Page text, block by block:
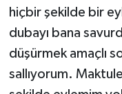
hiçbir şekilde bir
dubayı bana
düşürmek amaçlı
sallıyorum.